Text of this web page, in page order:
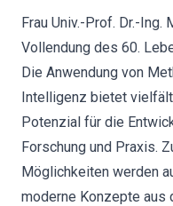
Frau Univ.-Prof. Dr.-Ing.
Vollendung des 60.
Die Anwendung von
Intelligenz bietet
Potenzial für die
Forschung und Praxis.
Möglichkeiten werden
moderne Konzepte aus